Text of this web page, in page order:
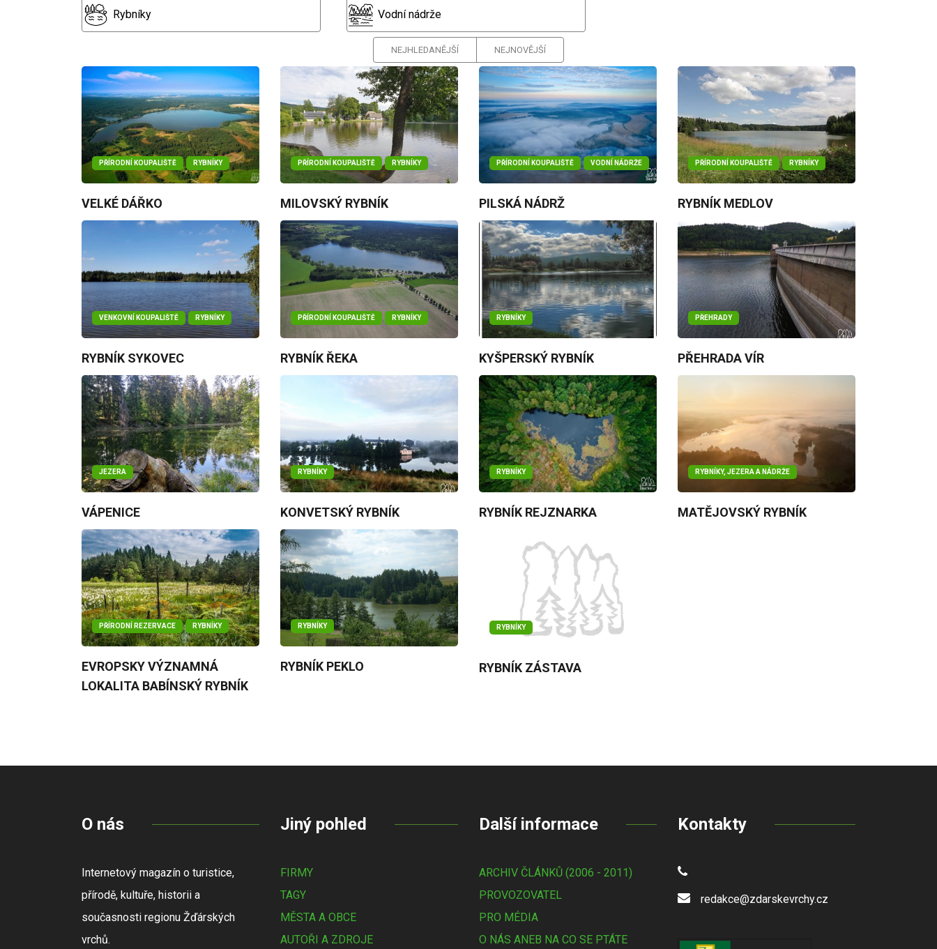
Rybníky Vodní nádrže
NEJHLEDANĚJŠÍ NEJNOVĚJŠÍ
PŘÍRODNÍ KOUPALIŠTĚ RYBNÍKY
VELKÉ DÁŘKO
PŘÍRODNÍ KOUPALIŠTĚ RYBNÍKY
MILOVSKÝ RYBNÍK
PŘÍRODNÍ KOUPALIŠTĚ VODNÍ NÁDRŽE
PILSKÁ NÁDRŽ
PŘÍRODNÍ KOUPALIŠTĚ RYBNÍKY
RYBNÍK MEDLOV
VENKOVNÍ KOUPALIŠTĚ RYBNÍKY
RYBNÍK SYKOVEC
PŘÍRODNÍ KOUPALIŠTĚ RYBNÍKY
RYBNÍK ŘEKA
RYBNÍKY
KYŠPERSKÝ RYBNÍK
PŘEHRADY
PŘEHRADA VÍR
JEZERA
VÁPENICE
RYBNÍKY
KONVETSKÝ RYBNÍK
RYBNÍKY
RYBNÍK REJZNARKA
RYBNÍKY, JEZERA A NÁDRŽE
MATĚJOVSKÝ RYBNÍK
PŘÍRODNÍ REZERVACE RYBNÍKY
EVROPSKY VÝZNAMNÁ
LOKALITA BABÍNSKÝ RYBNÍK
RYBNÍKY
RYBNÍK PEKLO
RYBNÍKY
RYBNÍK ZÁSTAVA
O nás
Internetový magazín o turistice,
přírodě, kultuře, historii a
současnosti regionu Žďárských
vrchů.
Jiný pohled
FIRMY
TAGY
MĚSTA A OBCE
AUTOŘI A ZDROJE
Další informace
ARCHIV ČLÁNKŮ (2006 - 2011)
PROVOZOVATEL
PRO MÉDIA
O NÁS ANEB NA CO SE PTÁTE
Kontakty
redakce@zdarskevrchy.cz